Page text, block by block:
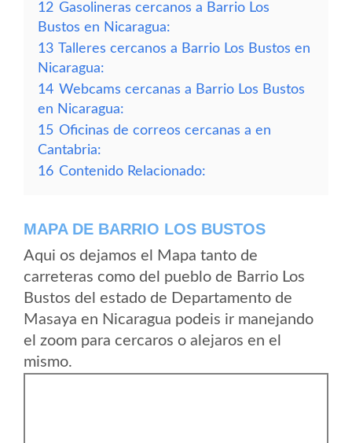
12 Gasolineras cercanos a Barrio Los
Bustos en Nicaragua:
13 Talleres cercanos a Barrio Los Bustos en
Nicaragua:
14 Webcams cercanas a Barrio Los Bustos
en Nicaragua:
15 Oficinas de correos cercanas a en
Cantabria:
16 Contenido Relacionado:
MAPA DE BARRIO LOS BUSTOS
Aqui os dejamos el Mapa tanto de
carreteras como del pueblo de Barrio Los
Bustos del estado de Departamento de
Masaya en Nicaragua podeis ir manejando
el zoom para cercaros o alejaros en el
mismo.